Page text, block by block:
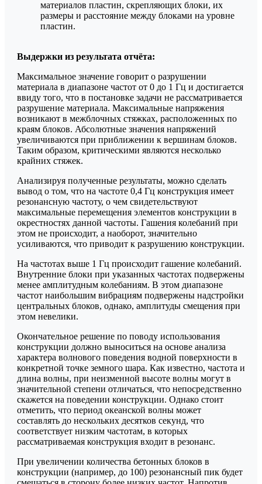
материалов пластин, скрепляющих блоки, их
размеры и расстояние между блоками на уровне
пластин.
Выдержки из результата отчёта:
Максимальное значение говорит о разрушении
материала в диапазоне частот от 0 до 1 Гц и достигается
ввиду того, что в постановке задачи не рассматривается
разрушение материала. Максимальные напряжения
возникают в межблочных стяжках, расположенных по
краям блоков. Абсолютные значения напряжений
увеличиваются при приближении к вершинам блоков.
Таким образом, критическими являются несколько
крайних стяжек.
Анализируя полученные результаты, можно сделать
вывод о том, что на частоте 0,4 Гц конструкция имеет
резонансную частоту, о чем свидетельствуют
максимальные перемещения элементов конструкции в
окрестностях данной частоты. Гашения колебаний при
этом не происходит, а наоборот, значительно
усиливаются, что приводит к разрушению конструкции.
На частотах выше 1 Гц происходит гашение колебаний.
Внутренние блоки при указанных частотах подвержены
менее амплитудным колебаниям. В этом диапазоне
частот наибольшим вибрациям подвержены надстройки
центральных блоков, однако, амплитуды смещения при
этом невелики.
Окончательное решение по поводу использования
конструкции должно выноситься на основе анализа
характера волнового поведения водной поверхности в
конкретной точке земного шара. Как известно, частота и
длина волны, при неизменной высоте волны могут в
значительной степени отличаться, что непосредственно
скажется на поведении конструкции. Однако стоит
отметить, что период океанской волны может
составлять до нескольких десятков секунд, что
соответствует низким частотам, в которых
рассматриваемая конструкция входит в резонанс.
При увеличении количества бетонных блоков в
конструкции (например, до 100) резонансный пик будет